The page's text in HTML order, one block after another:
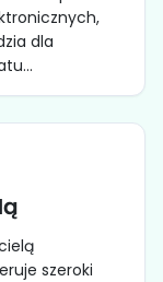
dla
szeroki